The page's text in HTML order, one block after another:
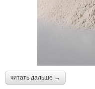
читать дальше →